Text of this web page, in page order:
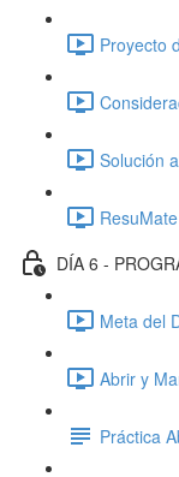
Proyecto
Solución
DÍA 6 -
Meta del
Abrir y
Práctica